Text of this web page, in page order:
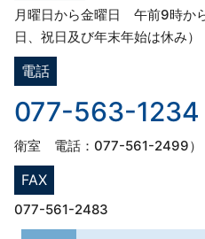
月曜日から金曜日 午前9時か
日、祝日及び年末年始は休み）
電話
077-563-1234
衛室 電話：077-561-2499）
FAX
077-561-2483